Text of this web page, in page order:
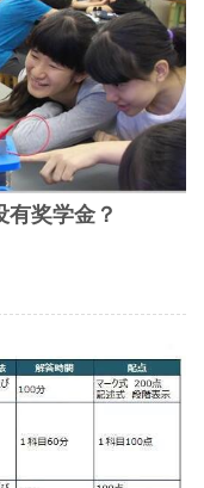
有奖学金？